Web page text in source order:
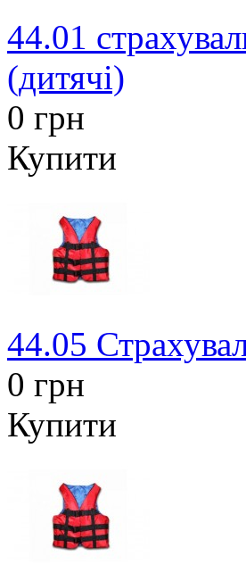
44.01
(дитячі)
0 грн
Купити
44.05
0 грн
Купити